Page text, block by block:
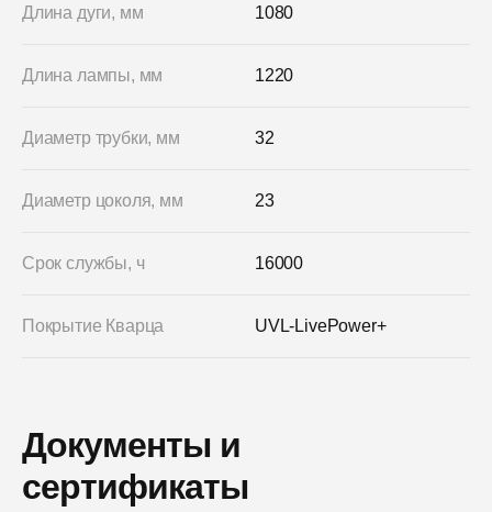
Длина дуги, мм 1080
Длина лампы, мм 1220
Диаметр трубки, мм 32
Диаметр цоколя, мм 23
Срок службы, ч 16000
Покрытие Кварца UVL-LivePower+
Документы и
сертификаты